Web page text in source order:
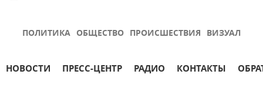
ПОЛИТИКА ОБЩЕСТВО ПРОИСШЕСТВИЯ ВИЗУАЛ
НОВОСТИ ПРЕСС-ЦЕНТР РАДИО КОНТАКТЫ